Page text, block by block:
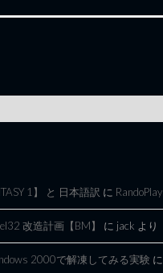
1】 と 日本語訳 に RandoPlay
改造計画【BM】 に jack より
2000で解凍してみる実験 に